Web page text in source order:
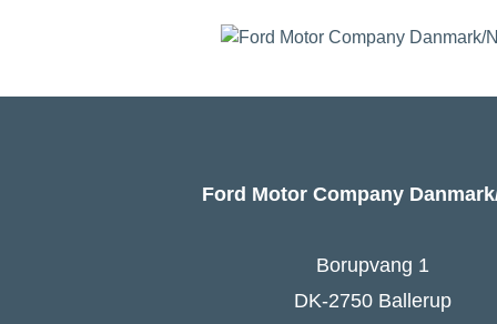
Ford Motor Company
Borupvang 1
DK-2750 Ballerup